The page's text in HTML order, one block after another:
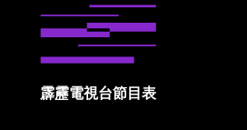
霹靂電視台節目表